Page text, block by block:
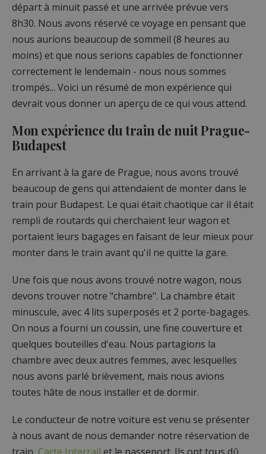
départ à minuit passé et une arrivée prévue vers
8h30. Nous avons réservé ce voyage en pensant que
nous aurions beaucoup de sommeil (8 heures au
moins) et que nous serions capables de fonctionner
correctement le lendemain - nous nous sommes
trompés... Voici un résumé de mon expérience qui
devrait vous donner un aperçu de ce qui vous attend.
Mon expérience du train de nuit Prague-
Budapest
En arrivant à la gare de Prague, nous avons trouvé
beaucoup de gens qui attendaient de monter dans le
train pour Budapest. Le quai était chaotique car il était
rempli de routards qui cherchaient leur wagon et
portaient leurs bagages en faisant de leur mieux pour
monter dans le train avant qu'il ne quitte la gare.
Une fois que nous avons trouvé notre wagon, nous
devons trouver notre "chambre". La chambre était
minuscule, avec 4 lits superposés et 2 porte-bagages.
On nous a fourni un coussin, une fine couverture et
quelques bouteilles d'eau. Nous partagions la
chambre avec deux autres femmes, avec lesquelles
nous avons parlé brièvement, mais nous avions
toutes hâte de nous installer et de dormir.
Le conducteur de notre voiture est venu se présenter
à nous avant de nous demander notre réservation de
train, Carte Interrail et le passeport. Ils ont tous dû